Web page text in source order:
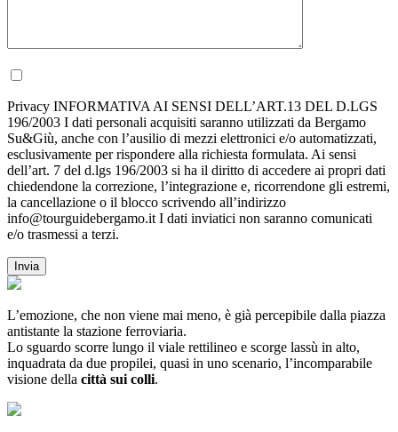
Privacy INFORMATIVA AI SENSI DELL’ART.13 DEL D.LGS
196/2003 I dati personali acquisiti saranno utilizzati da Bergamo
Su&Giù, anche con l’ausilio di mezzi elettronici e/o automatizzati,
esclusivamente per rispondere alla richiesta formulata. Ai sensi
dell’art. 7 del d.lgs 196/2003 si ha il diritto di accedere ai propri dati
chiedendone la correzione, l’integrazione e, ricorrendone gli estremi,
la cancellazione o il blocco scrivendo all’indirizzo
info@tourguidebergamo.it I dati inviatici non saranno comunicati
e/o trasmessi a terzi.
L’emozione, che non viene mai meno, è già percepibile dalla piazza
antistante la stazione ferroviaria.
Lo sguardo scorre lungo il viale rettilineo e scorge lassù in alto,
inquadrata da due propilei, quasi in uno scenario, l’incomparabile
visione della città sui colli.